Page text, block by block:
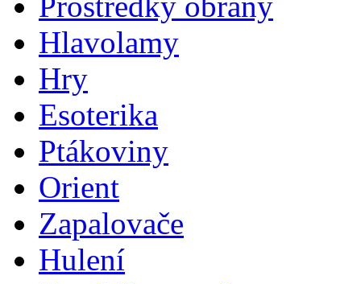
Hlavolamy
Hry
Esoterika
Ptákoviny
Orient
Zapalovače
Hulení